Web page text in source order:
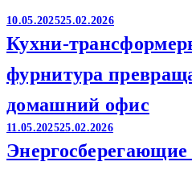
10.05.202525.02.2026
Кухни-
фурнитура
домашний офис
11.05.202525.02.2026